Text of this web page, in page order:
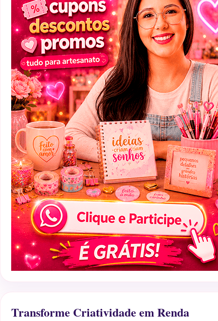
Transforme Criatividade em Renda